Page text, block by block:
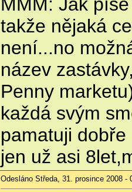
MMM: Jak
takže nějaká
není...no
název
Penny
každá svým
pamatuji
jen už asi
Odesláno Středa, 31. prosince 2008 -